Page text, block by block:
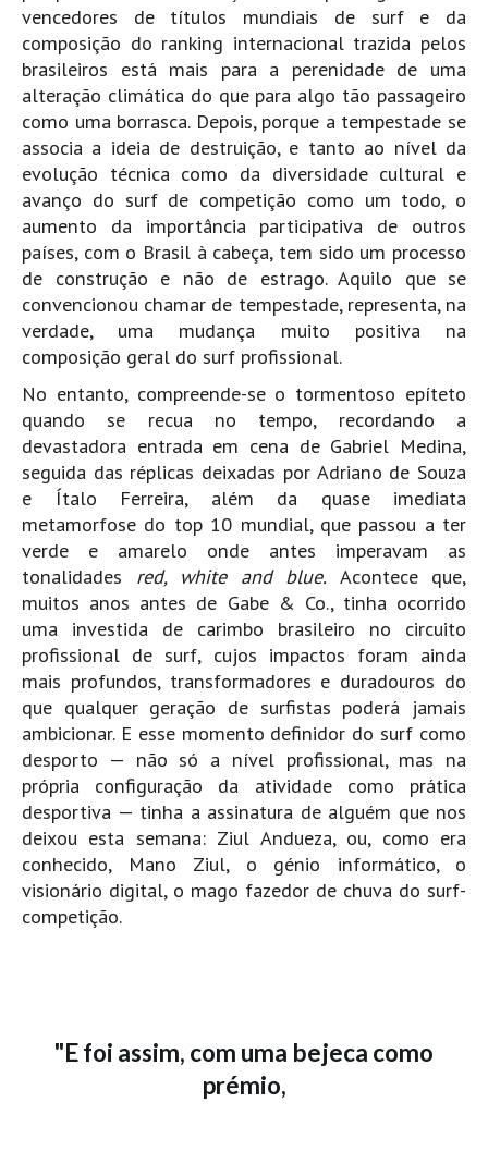
Leça - L'Kodak (Aterro) HD
Leça da Palmeira HD
Leça da Palmeira bar Oscar HD
Matosinhos HD
Matosinhos - Vagas Bar HD
Cabedelo do Porto
Espinho HD
Espinho vista aérea HD
Espinho - Silvalde HD
AVEIRO
Cortegaça (Vila do Surf) HD
Praia da Barra Norte HD
Mira
FIGUEIRA DA FOZ
Praia do Cabedelo HD
Nazaré panoramica praia norte
Nazaré HD
Nazaré Praias Sul
PENICHE
Peniche - Consolação Norte HD
Peniche Supertubos HD
SANTA CRUZ
Praia do Navio HD
ERICEIRA HD
Ericeira HD
Ericeira - Ribeira D'Ilhas HD
Boardriders Ericeira HD
Praia Grande HD
vencedores de títulos mundiais de surf e da
composição do ranking internacional trazida pelos
brasileiros está mais para a perenidade de uma
alteração climática do que para algo tão passageiro
como uma borrasca. Depois, porque a tempestade se
associa a ideia de destruição, e tanto ao nível da
evolução técnica como da diversidade cultural e
avanço do surf de competição como um todo, o
aumento da importância participativa de outros
países, com o Brasil à cabeça, tem sido um processo
de construção e não de estrago. Aquilo que se
convencionou chamar de tempestade, representa, na
verdade, uma mudança muito positiva na
composição geral do surf profissional.
No entanto, compreende-se o tormentoso epíteto
quando se recua no tempo, recordando a
devastadora entrada em cena de Gabriel Medina,
seguida das réplicas deixadas por Adriano de Souza
e Ítalo Ferreira, além da quase imediata
metamorfose do top 10 mundial, que passou a ter
verde e amarelo onde antes imperavam as
tonalidades red, white and blue. Acontece que,
muitos anos antes de Gabe & Co., tinha ocorrido
uma investida de carimbo brasileiro no circuito
profissional de surf, cujos impactos foram ainda
mais profundos, transformadores e duradouros do
que qualquer geração de surfistas poderá jamais
ambicionar. E esse momento definidor do surf como
desporto — não só a nível profissional, mas na
própria configuração da atividade como prática
desportiva — tinha a assinatura de alguém que nos
deixou esta semana: Ziul Andueza, ou, como era
conhecido, Mano Ziul, o génio informático, o
visionário digital, o mago fazedor de chuva do surf-
competição.
"E foi assim, com uma bejeca como
prémio,